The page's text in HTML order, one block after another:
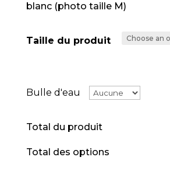
blanc (photo taille M)
Taille du produit
Bulle d'eau
Total du produit
Total des options